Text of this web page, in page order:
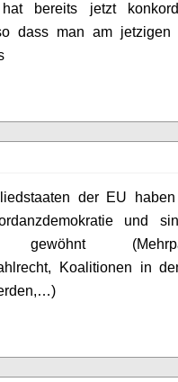
bereits jetzt
dass man am jetzigen
der EU
und
gewöhnt
Koalitionen in